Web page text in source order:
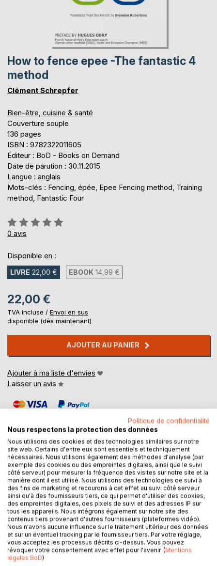
How to fence epee -The fantastic 4
method
Clément Schrepfer
Bien-être, cuisine & santé
Couverture souple
136 pages
ISBN : 9782322011605
Éditeur : BoD - Books on Demand
Date de parution : 30.11.2015
Langue : anglais
Mots-clés : Fencing, épée, Epee Fencing method, Training
method, Fantastic Four
Évaluation:
0%
0 avis
Disponible en :
LIVRE 22,00 € EBOOK 14,99 €
22,00 €
TVA incluse / Envoi en sus
disponible (dès maintenant)
AJOUTER AU PANIER
Ajouter à ma liste d'envies
Laisser un avis
DESCRIPTION
"How to fence Epee - The fantastic 4 method" is an
explanatory concentration method to perfect his practice
of fencing.
It is the fruit of a reflection on several years of practice of
epee fencing in competition at the highest level.
A practical manual to help those who read it:
- to understand the game via an innovative approach
- to improve their competitive practice.
Politique de confidentialité
Nous respectons la protection des données
Nous utilisons des cookies et des technologies similaires sur notre
site web. Certains d'entre eux sont essentiels et techniquement
nécessaires. Nous utilisons également des méthodes d'analyse (par
exemple des cookies ou des empreintes digitales, ainsi que le suivi
côté serveur) pour mesurer la fréquence des visites sur notre site et la
manière dont il est utilisé. Nous utilisons des technologies de suivi à
des fins de marketing et recourons à cet effet au suivi côté serveur
ainsi qu'à des fournisseurs tiers, ce qui permet d'utiliser des cookies,
des empreintes digitales, des pixels de suivi et des adresses IP sur
tous les appareils. Nous intégrons également sur notre site des
contenus tiers provenant d'autres fournisseurs (plateformes vidéo).
Nous n'avons aucune influence sur le traitement ultérieur des données
et sur un éventuel tracking par le fournisseur tiers. Par votre réglage,
vous acceptez les processus décrits ci-dessus. Vous pouvez
révoquer votre consentement avec effet pour l'avenir. (Mentions
légales BoD)